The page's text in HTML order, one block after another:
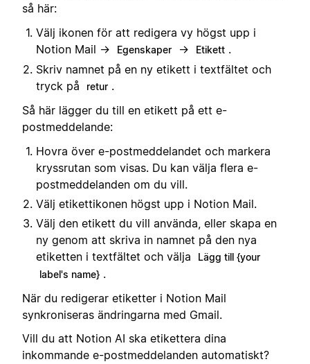
så här:
Välj ikonen för att redigera vy högst upp i
Notion Mail →
Egenskaper → Etikett .
Skriv namnet på en ny etikett i textfältet och
tryck på
retur .
Så här lägger du till en etikett på ett e-
postmeddelande:
Hovra över e-postmeddelandet och markera
kryssrutan som visas. Du kan välja flera e-
postmeddelanden om du vill.
Välj etikettikonen högst upp i Notion Mail.
Välj den etikett du vill använda, eller skapa en
ny genom att skriva in namnet på den nya
etiketten i textfältet och välja
Lägg till {your
label's name} .
När du redigerar etiketter i Notion Mail
synkroniseras ändringarna med Gmail.
Vill du att Notion AI ska etikettera dina
inkommande e-postmeddelanden automatiskt?